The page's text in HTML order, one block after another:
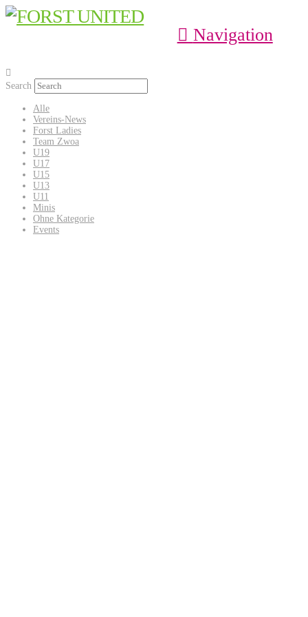
Navigation
Search
Alle
Vereins-News
Forst Ladies
Team Zwoa
U19
U17
U15
U13
U11
Minis
Ohne Kategorie
Events